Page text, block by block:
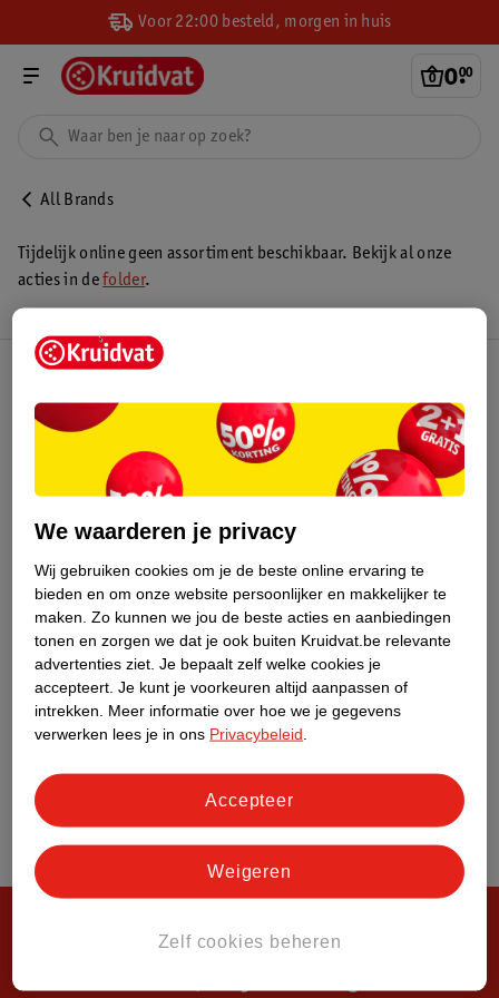
Voor 22:00 besteld, morgen in huis
0.
00
All Brands
Tijdelijk online geen assortiment beschikbaar. Bekijk al onze
acties in defolder.
Klantenservice
Steeds verrassend, altijd voordelig!
We waarderen je privacy
Wij gebruiken cookies om je de beste online ervaring te
bieden en om onze website persoonlijker en makkelijker te
maken. Zo kunnen we jou de beste acties en aanbiedingen
tonen en zorgen we dat je ook buiten Kruidvat.be relevante
advertenties ziet. Je bepaalt zelf welke cookies je
accepteert. Je kunt je voorkeuren altijd aanpassen of
intrekken.
Meer informatie over hoe we je gegevens
verwerken lees je in ons Privacybeleid
Zelf cookies beheren
Weigeren
Accepteer